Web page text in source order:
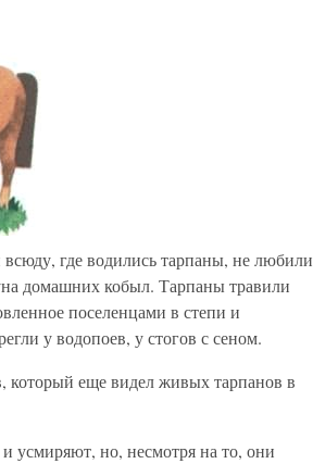
где водились тарпаны, не любили
домашних кобыл. Тарпаны травили
поселенцами в степи и
у водопоев, у стогов с сеном.
который еще видел живых тарпанов в
усмиряют, но, несмотря на то, они